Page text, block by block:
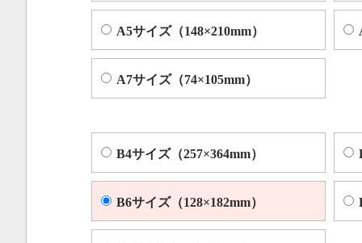
A5サイズ（148×210mm）
A7サイズ（74×105mm）
B4サイズ（257×364mm）
B6サイズ（128×182mm）